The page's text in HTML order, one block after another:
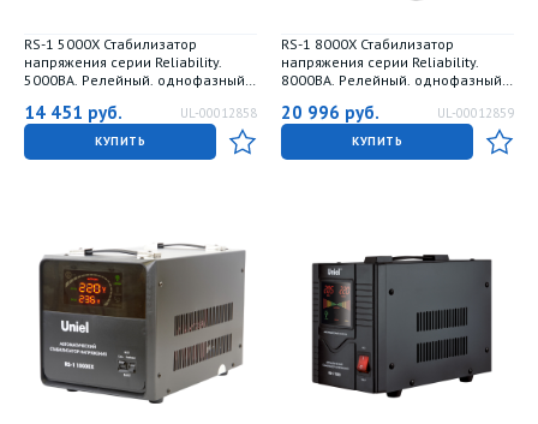
RS-1 5000X Стабилизатор
напряжения серии Reliability.
5000ВА. Релейный. однофазный.
14 451 руб. UL-00012858
КУПИТЬ
RS-1 8000X Стабилизатор
напряжения серии Reliability.
8000ВА. Релейный. однофазный.
20 996 руб. UL-00012859
КУПИТЬ